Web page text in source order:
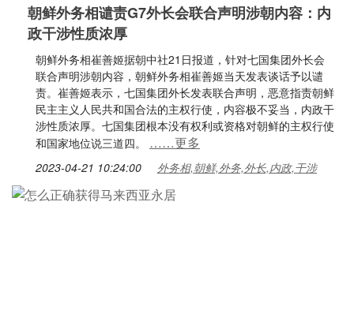
朝鲜外务相谴责G7外长会联合声明涉朝内容：内
政干涉性质浓厚
朝鲜外务相崔善姬据朝中社21日报道，针对七国集团外长会
联合声明涉朝内容，朝鲜外务相崔善姬当天发表谈话予以谴
责。崔善姬表示，七国集团外长发表联合声明，恶意指责朝鲜
民主主义人民共和国合法的主权行使，内容极不妥当，内政干
涉性质浓厚。七国集团根本没有权利或资格对朝鲜的主权行使
和国家地位说三道四。 ……更多
2023-04-21 10:24:00 外务相,朝鲜,外务,外长,内政,干涉